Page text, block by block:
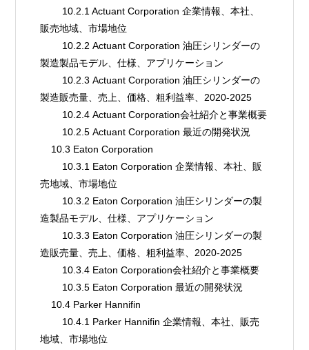
販売地域、市場地位
製造製品モデル、仕様、アプリケーション
製造販売量、売上、価格、粗利益率、2020-2025
        10.2.4 Actuant Corporation会社紹介と事業概要
        10.2.5 Actuant Corporation 最近の開発状況
    10.3 Eaton Corporation
売地域、市場地位
造製品モデル、仕様、アプリケーション
造販売量、売上、価格、粗利益率、2020-2025
        10.3.4 Eaton Corporation会社紹介と事業概要
        10.3.5 Eaton Corporation 最近の開発状況
    10.4 Parker Hannifin
地域、市場地位